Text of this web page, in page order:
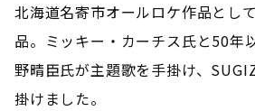
北海道名寄市オールロケ作品とし
品。ミッキー・カーチス氏と50年
野晴臣氏が主題歌を手掛け、
掛けました。